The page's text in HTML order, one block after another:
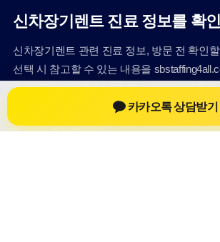
신차장기렌트 진료 정보를 확
신차장기렌트 관련 진료 정보, 방문 전 확인
선택 시 참고할 수 있는 내용을
수 있도록 구성했습니다. 본 사이트의 내용
위한 자료이며, 실제 진료 판단은 의료기관
는 것이 필요합니다.
카카오톡 상담받기